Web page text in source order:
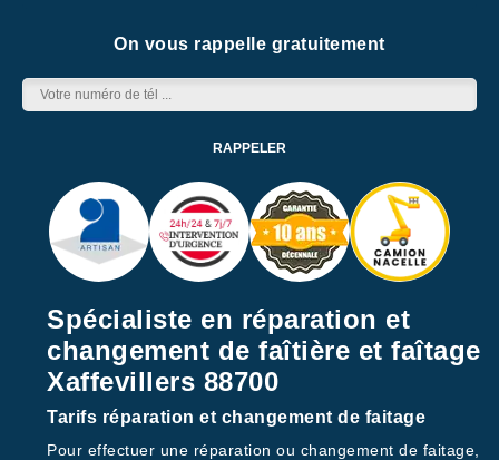
On vous rappelle gratuitement
Spécialiste en réparation et
changement de faîtière et faîtage
Xaffevillers 88700
Tarifs réparation et changement de faitage
Pour effectuer une réparation ou changement de faitage,